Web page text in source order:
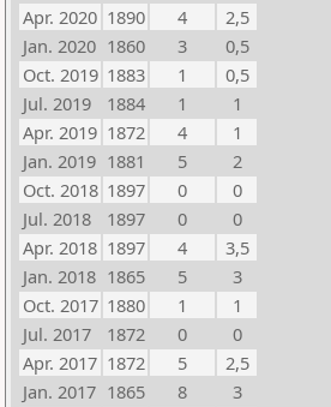
Apr. 2020 1890 4
2,5
Jan. 2020 1860 3
0,5
Oct. 2019 1883 1
0,5
Jul. 2019
1884 1
1
Apr. 2019 1872 4
1
Jan. 2019 1881 5
2
Oct. 2018 1897 0
0
Jul. 2018
1897 0
0
Apr. 2018 1897 4
3,5
Jan. 2018 1865 5
3
Oct. 2017 1880 1
1
Jul. 2017
1872 0
0
Apr. 2017 1872 5
2,5
Jan. 2017 1865 8
3